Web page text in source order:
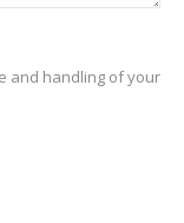
and handling of your